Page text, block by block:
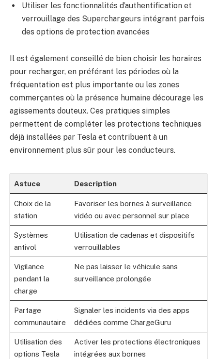
Utiliser les fonctionnalités d’authentification et
verrouillage des Superchargeurs intégrant parfois
des options de protection avancées
Il est également conseillé de bien choisir les horaires
pour recharger, en préférant les périodes où la
fréquentation est plus importante ou les zones
commerçantes où la présence humaine décourage les
agissements douteux. Ces pratiques simples
permettent de compléter les protections techniques
déjà installées par Tesla et contribuent à un
environnement plus sûr pour les conducteurs.
Astuce Description
Choix de la
station
Favoriser les bornes à surveillance
vidéo ou avec personnel sur place
Systèmes
antivol
Utilisation de cadenas et dispositifs
verrouillables
Vigilance
pendant la
charge
Ne pas laisser le véhicule sans
surveillance prolongée
Partage
communautaire
Signaler les incidents via des apps
dédiées comme ChargeGuru
Utilisation des
options Tesla
Activer les protections électroniques
intégrées aux bornes